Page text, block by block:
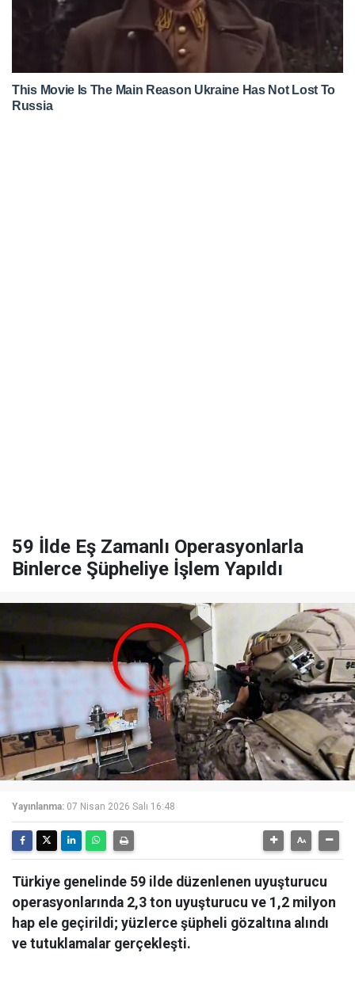
59 İlde Eş Zamanlı Operasyonlarla
Binlerce Şüpheliye İşlem Yapıldı
Yayınlanma: 07 Nisan 2026 Salı 16:48
Türkiye genelinde 59 ilde düzenlenen uyuşturucu
operasyonlarında 2,3 ton uyuşturucu ve 1,2 milyon
hap ele geçirildi; yüzlerce şüpheli gözaltına alındı
ve tutuklamalar gerçekleşti.